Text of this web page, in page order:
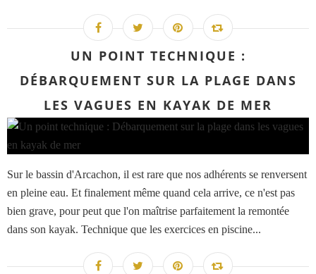
UN POINT TECHNIQUE :
DÉBARQUEMENT SUR LA PLAGE DANS
LES VAGUES EN KAYAK DE MER
Sur le bassin d'Arcachon, il est rare que nos adhérents se renversent
en pleine eau. Et finalement même quand cela arrive, ce n'est pas
bien grave, pour peut que l'on maîtrise parfaitement la remontée
dans son kayak. Technique que les exercices en piscine...